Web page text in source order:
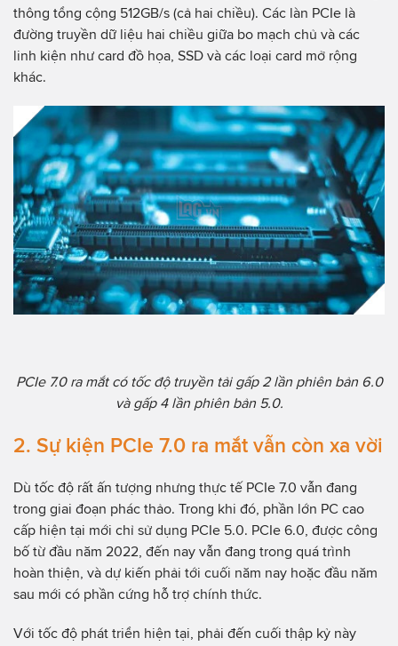
thông tổng cộng 512GB/s (cả hai chiều). Các làn PCIe là
đường truyền dữ liệu hai chiều giữa bo mạch chủ và các
linh kiện như card đồ họa, SSD và các loại card mở rộng
khác.
PCIe 7.0 ra mắt có tốc độ truyền tải gấp 2 lần phiên bản 6.0
và gấp 4 lần phiên bản 5.0.
2. Sự kiện PCIe 7.0 ra mắt vẫn còn xa vời
Dù tốc độ rất ấn tượng nhưng thực tế PCIe 7.0 vẫn đang
trong giai đoạn phác thảo. Trong khi đó, phần lớn PC cao
cấp hiện tại mới chỉ sử dụng PCIe 5.0. PCIe 6.0, được công
bố từ đầu năm 2022, đến nay vẫn đang trong quá trình
hoàn thiện, và dự kiến phải tới cuối năm nay hoặc đầu năm
sau mới có phần cứng hỗ trợ chính thức.
Với tốc độ phát triển hiện tại, phải đến cuối thập kỷ này